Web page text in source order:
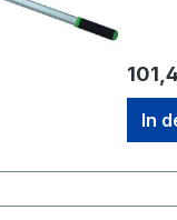
Xylan-
Amboss
bis
In